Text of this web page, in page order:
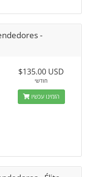
-
$135.00 USD
חודשי
הזמינו עכשיו